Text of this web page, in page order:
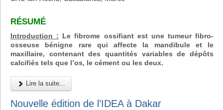
RÉSUMÉ
Introduction : Le fibrome ossifiant est une tumeur fibro-
osseuse bénigne rare qui affecte la mandibule et le
maxillaire, contenant des quantités variables de dépôts
calcifiés tels que l’os, le cément ou les deux.
Lire la suite...
Nouvelle édition de l’IDEA à Dakar